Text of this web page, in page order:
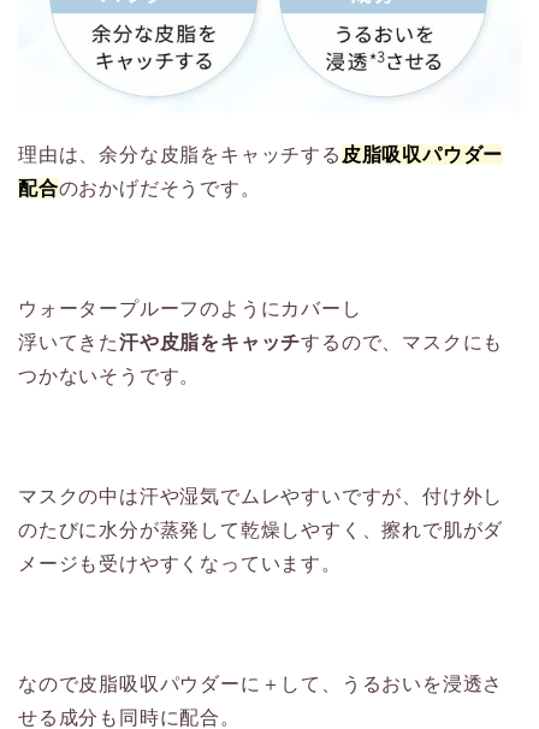
理由は、余分な皮脂をキャッチする 皮脂吸収パウダー
配合のおかげだそうです。
ウォータープルーフのようにカバーし
浮いてきた汗や皮脂をキャッチするので、マスクにも
つかないそうです。
マスクの中は汗や湿気でムレやすいですが、付け外し
のたびに水分が蒸発して乾燥しやすく、擦れで肌がダ
メージも受けやすくなっています。
なので皮脂吸収パウダーに＋して、うるおいを浸透さ
せる成分も同時に配合。